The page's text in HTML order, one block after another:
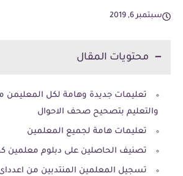
سبتمبر 6, 2019
محتويات المقال
تعليمات جديدة وهامة لكل المعليمن
والتعليم بتصحيح صحف الاحوال
تعليمات هامة لجميع المعلمين
تصنيف الحاصلين على دبلوم
تسجيل المعلمين المنتدبين من